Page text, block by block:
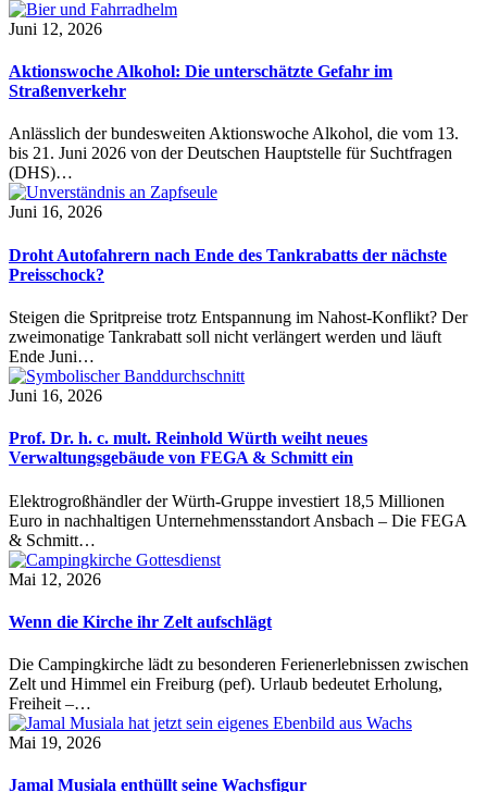
Juni 12, 2026
Aktionswoche Alkohol: Die unterschätzte Gefahr im
Straßenverkehr
Anlässlich der bundesweiten Aktionswoche Alkohol, die vom 13.
bis 21. Juni 2026 von der Deutschen Hauptstelle für Suchtfragen
(DHS)…
Juni 16, 2026
Droht Autofahrern nach Ende des Tankrabatts der nächste
Preisschock?
Steigen die Spritpreise trotz Entspannung im Nahost-Konflikt? Der
zweimonatige Tankrabatt soll nicht verlängert werden und läuft
Ende Juni…
Juni 16, 2026
Prof. Dr. h. c. mult. Reinhold Würth weiht neues
Verwaltungsgebäude von FEGA & Schmitt ein
Elektrogroßhändler der Würth-Gruppe investiert 18,5 Millionen
Euro in nachhaltigen Unternehmensstandort Ansbach – Die FEGA
& Schmitt…
Mai 12, 2026
Wenn die Kirche ihr Zelt aufschlägt
Die Campingkirche lädt zu besonderen Ferienerlebnissen zwischen
Zelt und Himmel ein Freiburg (pef). Urlaub bedeutet Erholung,
Freiheit –…
Mai 19, 2026
Jamal Musiala enthüllt seine Wachsfigur